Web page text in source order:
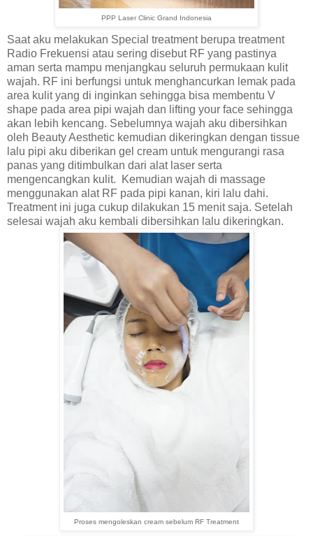
PPP Laser Clinic Grand Indonesia
Saat aku melakukan Special treatment berupa treatment
Radio Frekuensi atau sering disebut RF yang pastinya
aman serta mampu menjangkau seluruh permukaan kulit
wajah. RF ini berfungsi untuk menghancurkan lemak pada
area kulit yang di inginkan sehingga bisa membentu V
shape pada area pipi wajah dan lifting your face sehingga
akan lebih kencang. Sebelumnya wajah aku dibersihkan
oleh Beauty Aesthetic kemudian dikeringkan dengan tissue
lalu pipi aku diberikan gel cream untuk mengurangi rasa
panas yang ditimbulkan dari alat laser serta
mengencangkan kulit. Kemudian wajah di massage
menggunakan alat RF pada pipi kanan, kiri lalu dahi.
Treatment ini juga cukup dilakukan 15 menit saja. Setelah
selesai wajah aku kembali dibersihkan lalu dikeringkan.
Proses mengoleskan cream sebelum RF Treatment